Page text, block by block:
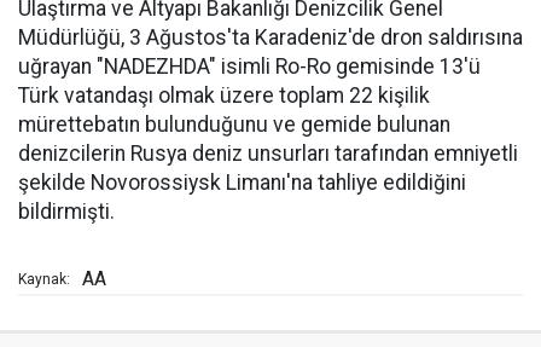
Ulaştırma ve Altyapı Bakanlığı Denizcilik Genel
Müdürlüğü, 3 Ağustos'ta Karadeniz'de dron saldırısına
uğrayan "NADEZHDA" isimli Ro-Ro gemisinde 13'ü
Türk vatandaşı olmak üzere toplam 22 kişilik
mürettebatın bulunduğunu ve gemide bulunan
denizcilerin Rusya deniz unsurları tarafından emniyetli
şekilde Novorossiysk Limanı'na tahliye edildiğini
bildirmişti.
Kaynak: AA